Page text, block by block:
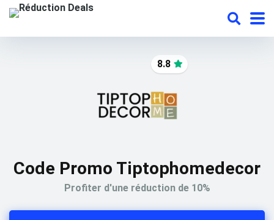
8.8
Code Promo Tiptophomedecor
Profiter d'une réduction de 10%